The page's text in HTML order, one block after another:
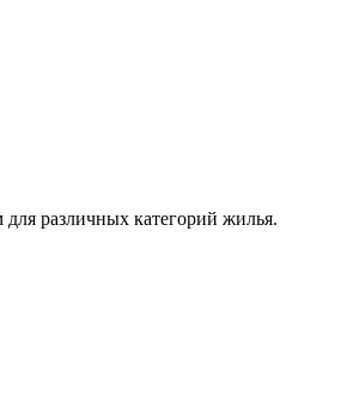
различных категорий жилья.